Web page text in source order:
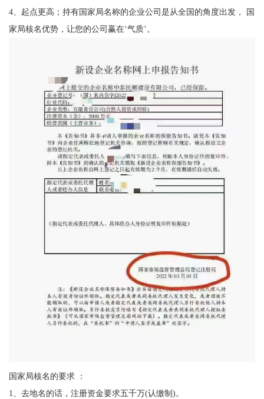
4、起点更高；持有国家局名称的企业公司是从全国的角度出发， 国
家局核名优势，让您的公司赢在‘气质’。
国家局核名的要求 ：
1、去地名的话，注册资金要求五千万(认缴制)。